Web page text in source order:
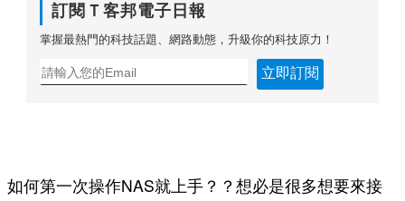
訂閱Ｔ客邦電子日報
掌握最熱門的科技話題、網路動態，升級你的科技原力！
立即訂閱
如何第一次操作NAS就上手？？想必是很多想要來接